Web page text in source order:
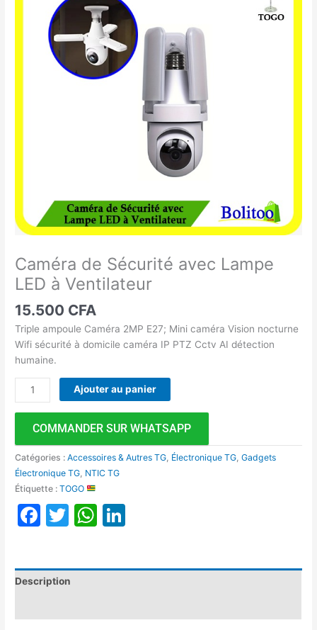
Caméra de Sécurité avec Lampe
LED à Ventilateur
15.500 CFA
Triple ampoule Caméra 2MP E27; Mini caméra Vision nocturne
Wifi sécurité à domicile caméra IP PTZ Cctv AI détection
humaine.
Sécurité
Ajouter au panier
COMMANDER SUR WHATSAPP
Catégories :Accessoires & Autres TG Électronique TG ,Gadgets
Électronique TG NTIC TG
Étiquette :TOGO
Facebook
TwitterWhatsApp
Description